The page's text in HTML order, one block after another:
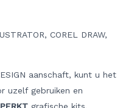
COREL DRAW,
aanschaft, kunt u het
uzelf gebruiken en
grafische kits.